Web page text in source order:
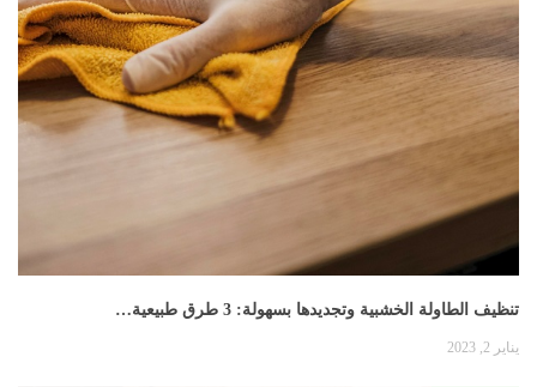
تنظيف الطاولة الخشبية وتجديدها بسهولة: 3 طرق طبيعية…
يناير 2, 2023